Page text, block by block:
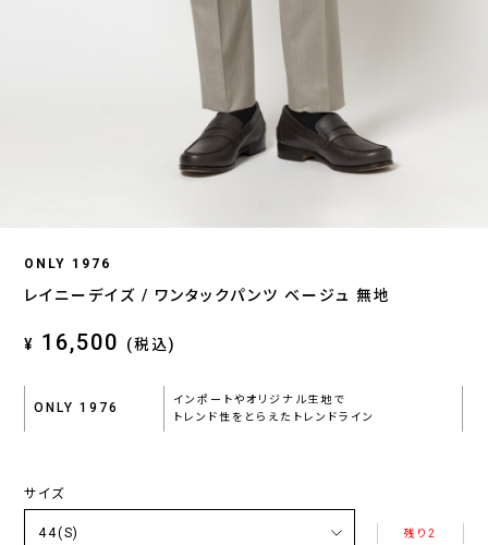
ONLY 1976
レイニーデイズ / ワンタックパンツ ベージュ 無地
¥ 16,500 (税込)
ONLY 1976
インポートやオリジナル生地で
トレンド性をとらえたトレンドライン
サイズ
残り2